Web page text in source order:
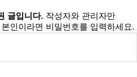
글입니다. 작성자와 관리자만
인이라면 비밀번호를 입력하세요.